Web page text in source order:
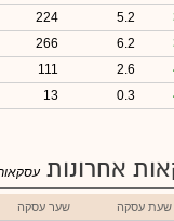
5.2
224
6.2
266
2.6
111
0.3
13
אחרונות
שעת עסקה שער עסקה